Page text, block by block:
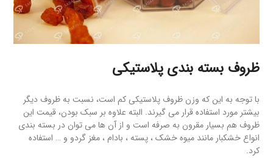
ظروف بسته بندی پلاستیکی
با توجه به این که وزن ظروف پلاستیکی کم است، نسبت به ظروف دیگر
بیشتر مورد استفاده قرار می گیرند. البته علاوه بر سبک بودن، قیمت این
ظروف هم بسیار مقرون به صرفه است و از آن ها می توان در بسته بندی
انواع خشکبار مانند میوه خشک ، پسته ، بادام ، مغز گردو و … استفاده
کرد.